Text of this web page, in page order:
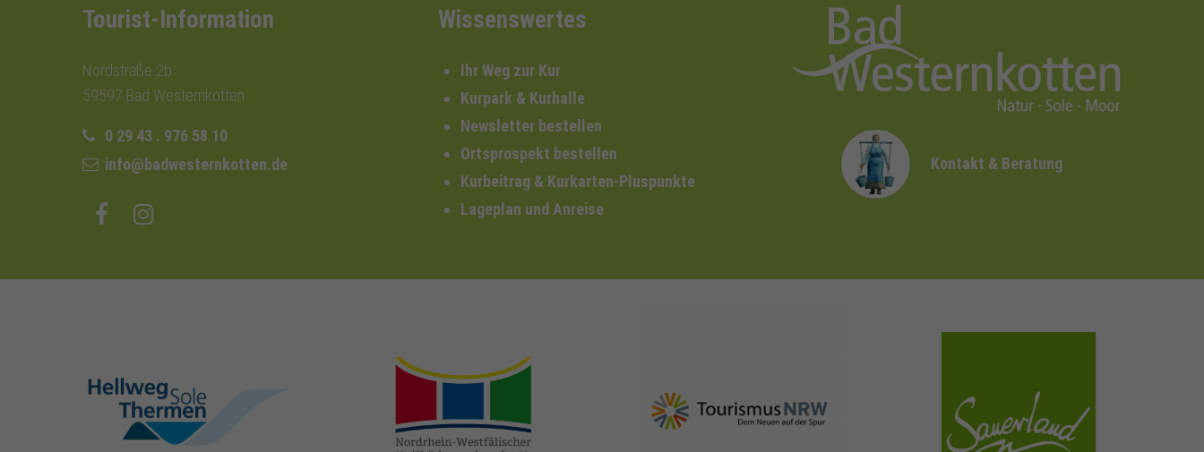
Tourist-Information
Nordstraße 2b
59597 Bad Westernkotten
0 29 43 . 976 58 10
info@badwesternkotten.de
Wissenswertes
Ihr Weg zur Kur
Kurpark & Kurhalle
Newsletter bestellen
Ortsprospekt bestellen
Kurbeitrag & Kurkarten-Pluspunkte
Lageplan und Anreise
Kontakt & Beratung
hellweg-sole-
thermen.de
heilbaeder.de
nrw-tourismus.de sauerland.com